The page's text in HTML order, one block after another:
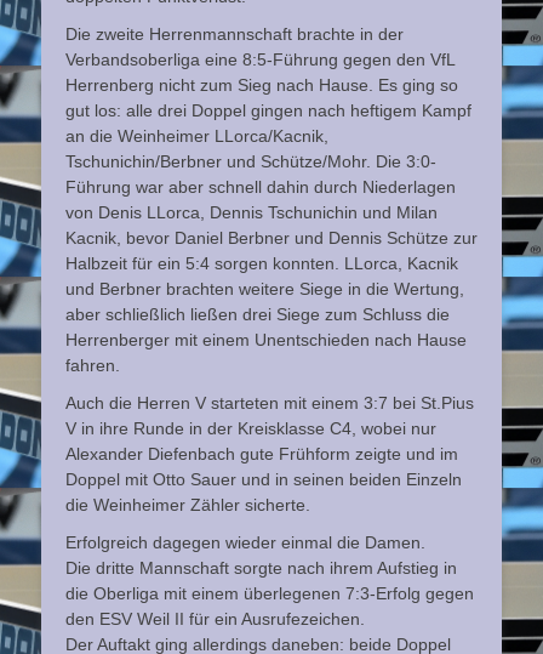
Die zweite Herrenmannschaft brachte in der
Verbandsoberliga eine 8:5-Führung gegen den VfL
Herrenberg nicht zum Sieg nach Hause. Es ging so
gut los: alle drei Doppel gingen nach heftigem Kampf
an die Weinheimer LLorca/Kacnik,
Tschunichin/Berbner und Schütze/Mohr. Die 3:0-
Führung war aber schnell dahin durch Niederlagen
von Denis LLorca, Dennis Tschunichin und Milan
Kacnik, bevor Daniel Berbner und Dennis Schütze zur
Halbzeit für ein 5:4 sorgen konnten. LLorca, Kacnik
und Berbner brachten weitere Siege in die Wertung,
aber schließlich ließen drei Siege zum Schluss die
Herrenberger mit einem Unentschieden nach Hause
fahren.
Auch die Herren V starteten mit einem 3:7 bei St.Pius
V in ihre Runde in der Kreisklasse C4, wobei nur
Alexander Diefenbach gute Frühform zeigte und im
Doppel mit Otto Sauer und in seinen beiden Einzeln
die Weinheimer Zähler sicherte.
Erfolgreich dagegen wieder einmal die Damen.
Die dritte Mannschaft sorgte nach ihrem Aufstieg in
die Oberliga mit einem überlegenen 7:3-Erfolg gegen
den ESV Weil II für ein Ausrufezeichen.
Der Auftakt ging allerdings daneben: beide Doppel